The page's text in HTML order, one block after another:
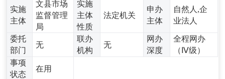
实施
主体
文县市场
监督管理
局
实施
主体
性质
法定机关
申办
主体
自然人,企
业法人
委托
部门
无
联办
机构
无
网办
深度
全程网办
（Ⅳ级）
事项
状态
在用